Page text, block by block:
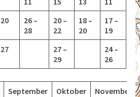
26 –
28
20 –
22
18 –
20
17 –
19
27 –
29
24 –
26
September Oktober
November